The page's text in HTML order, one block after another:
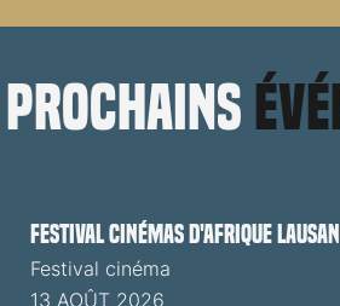
prochains
Festival cinémas d'Afrique
Festival cinéma
13 AOÛT 2026